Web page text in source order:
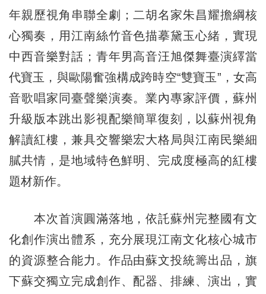
年親歷視角串聯全劇；二胡名家朱昌耀擔綱核
心獨奏，用江南絲竹音色描摹黛玉心緒，實現
中西音樂對話；青年男高音汪旭傑舞臺演繹當
代寶玉，與歐陽奮強構成跨時空“雙寶玉”，女高
音歌唱家同臺聲樂演奏。業內專家評價，蘇州
升級版本跳出影視配樂簡單復刻，以蘇州視角
解讀紅樓，兼具交響樂宏大格局與江南民樂細
膩共情，是地域特色鮮明、完成度極高的紅樓
題材新作。
本次首演圓滿落地，依託蘇州完整國有文
化創作演出體系，充分展現江南文化核心城市
的資源整合能力。作品由蘇文投統籌出品，旗
下蘇交獨立完成創作、配器、排練、演出，實